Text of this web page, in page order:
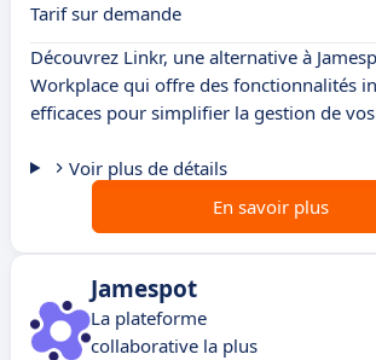
Tarif sur demande
Découvrez Linkr, une alternative à
Workplace qui offre des fonctionnalités
efficaces pour simplifier la gestion de
Voir plus de détails
En savoir plus
Jamespot
La plateforme
collaborative la plus